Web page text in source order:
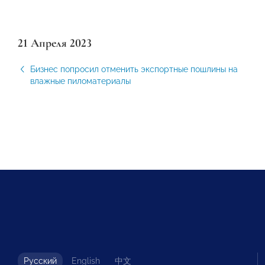
21 Апреля 2023
Бизнес попросил отменить экспортные пошлины на
влажные пиломатериалы
Русский English 中文